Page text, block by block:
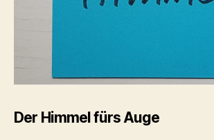
Der Himmel fürs Auge